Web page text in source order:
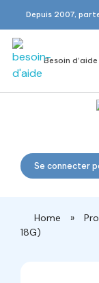
Depuis 2007,
Besoin d’aide
Se connecter
Home »
18G)